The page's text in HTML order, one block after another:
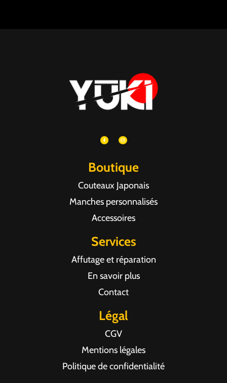
Boutique
Couteaux Japonais
Manches personnalisés
Accessoires
Services
Affutage et réparation
En savoir plus
Contact
Légal
CGV
Mentions légales
Politique de confidentialité